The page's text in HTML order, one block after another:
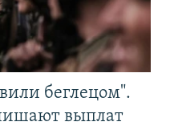
беглецом".
выплат